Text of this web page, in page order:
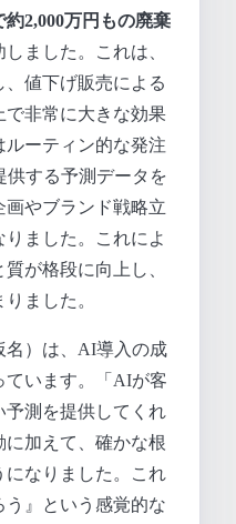
2,000万円もの廃棄
ました。これは、
値下げ販売による
で非常に大きな効果
ーティン的な発注
する予測データを
やブランド戦略立
ました。これによ
が格段に向上し、
ました。
名）は、AI導入の成
ています。「AIが客
測を提供してくれ
に加えて、確かな根
なりました。これ
う』という感覚的な